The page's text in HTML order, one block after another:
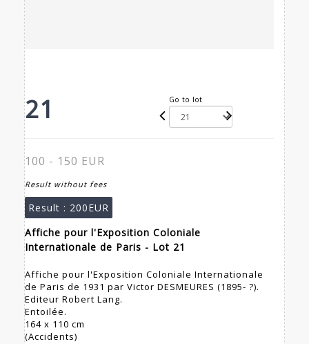
21 Go to lot
100 - 150 EUR
Result without fees
Result : 200EUR
Affiche pour l'Exposition Coloniale
Internationale de Paris - Lot 21
Affiche pour l'Exposition Coloniale Internationale
de Paris de 1931 par Victor DESMEURES (1895- ?).
Editeur Robert Lang.
Entoilée.
164 x 110 cm
(Accidents)